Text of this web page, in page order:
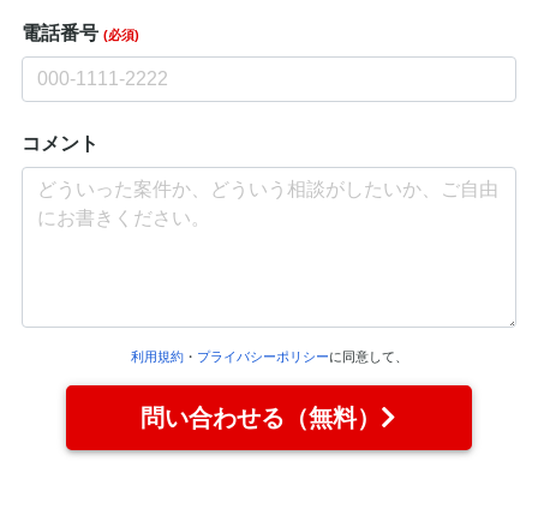
電話番号 (必須)
コメント
利用規約・ プライバシーポリシーに同意して、
問い合わせる（無料）